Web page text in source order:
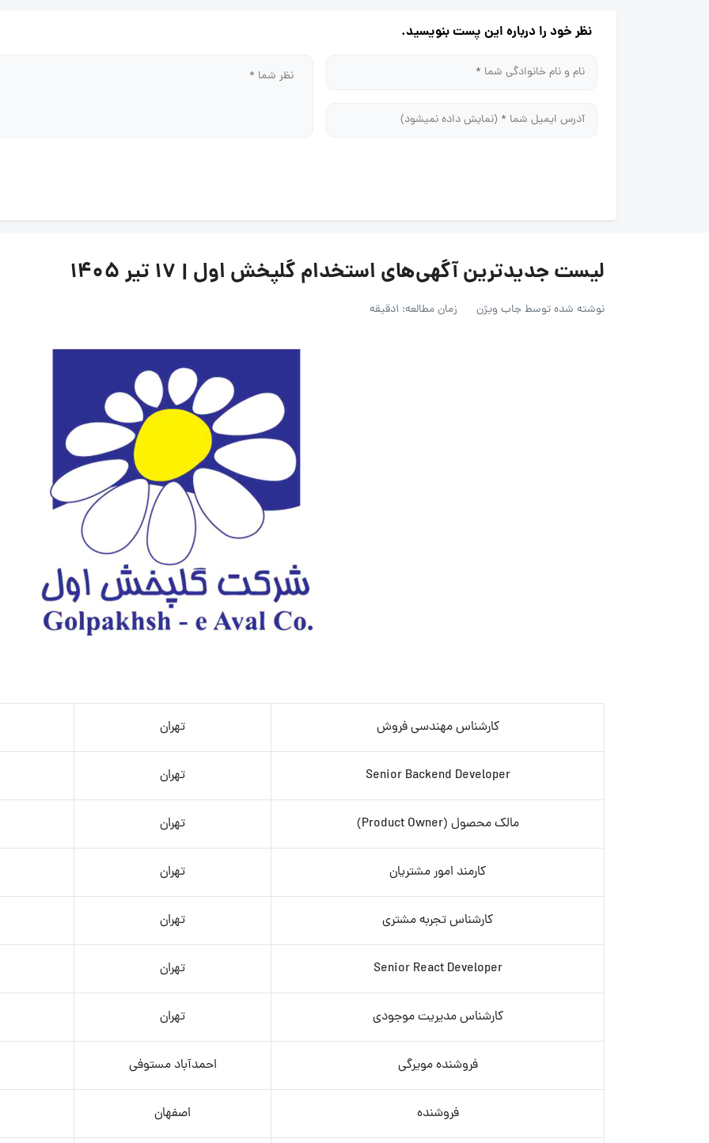
نظر خود را درباره این پست بنویسید.
لیست جدیدترین آگهی‌های استخدام گلپخش اول | ۱۷ تیر ۱۴۰۵
نوشته شده توسطجاب ویژن زمان مطالعه: 1دقیقه
کارشناس مهندسی فروش تهران
Senior Backend Developer تهران
مالک محصول (Product Owner) تهران
کارمند امور مشتریان تهران
کارشناس تجربه مشتری تهران
Senior React Developer تهران
کارشناس مدیریت موجودی تهران
فروشنده مویرگی احمدآباد مستوفی
فروشنده اصفهان